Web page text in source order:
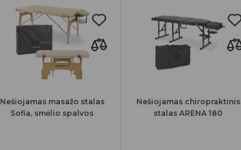
Nešiojamas masažo stalas
Sofia, smėlio spalvos
Nešiojamas chiropraktinis
stalas ARENA 180